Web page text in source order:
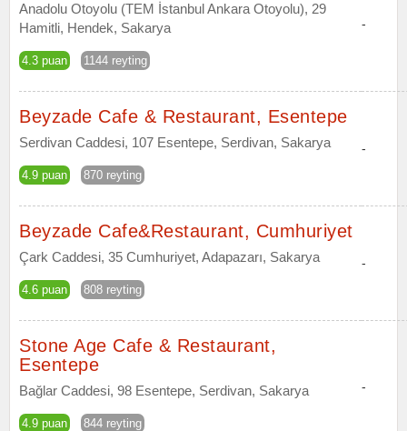
Anadolu Otoyolu (TEM İstanbul Ankara Otoyolu), 29
Hamitli, Hendek, Sakarya
4.3 puan 1144 reyting
-
Beyzade Cafe & Restaurant, Esentepe
Serdivan Caddesi, 107 Esentepe, Serdivan, Sakarya
4.9 puan 870 reyting
-
Beyzade Cafe&Restaurant, Cumhuriyet
Çark Caddesi, 35 Cumhuriyet, Adapazarı, Sakarya
4.6 puan 808 reyting
-
Stone Age Cafe & Restaurant,
Esentepe
Bağlar Caddesi, 98 Esentepe, Serdivan, Sakarya
4.9 puan 844 reyting
-